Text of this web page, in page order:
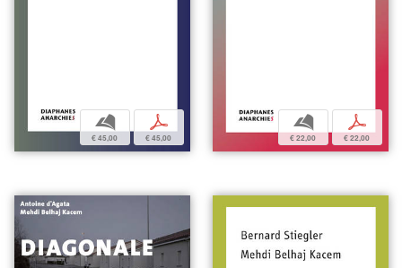
b
€ 45,00
p
€ 45,00
b
€ 22,00
p
€ 22,00